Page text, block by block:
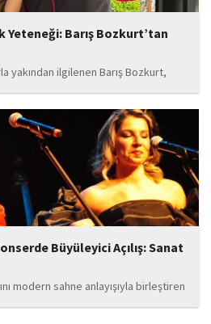
Yeteneği: Barış Bozkurt’tan
yakından ilgilenen Barış Bozkurt,
ile hem eğitim camiasının hem de
yaşattığın mutluluk en güzel
Bozkurt,...
Büyüleyici Açılış: Sanat
modern sahne anlayışıyla birleştiren
İstanbul Ataşehir’de bulunan